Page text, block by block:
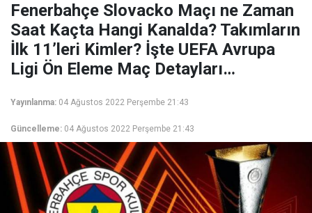
Fenerbahçe Slovacko Maçı ne Zaman
Saat Kaçta Hangi Kanalda? Takımların
İlk 11’leri Kimler? İşte UEFA Avrupa
Ligi Ön Eleme Maç Detayları…
Yayınlanma: 04 Ağustos 2022 Perşembe 21:43
Güncelleme: 04 Ağustos 2022 Perşembe 21:43